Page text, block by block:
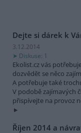
Dejte si dárek k
3.12.2014
Diskuse: 1
Ekolist.cz vás
dozvědět se něco
A potřebuje také
V podobě zajímavých
přispívejte na provoz
Říjen 2014 a